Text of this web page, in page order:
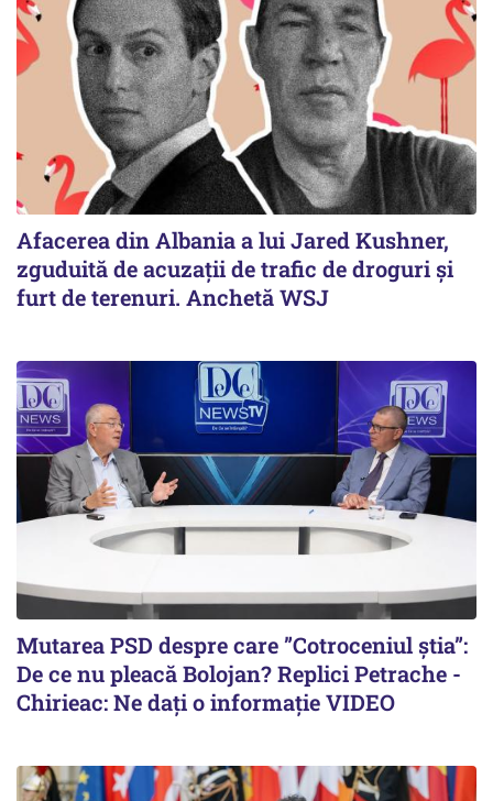
Afacerea din Albania a lui Jared Kushner,
zguduită de acuzații de trafic de droguri și
furt de terenuri. Anchetă WSJ
Mutarea PSD despre care ”Cotroceniul știa”:
De ce nu pleacă Bolojan? Replici Petrache -
Chirieac: Ne dați o informație VIDEO